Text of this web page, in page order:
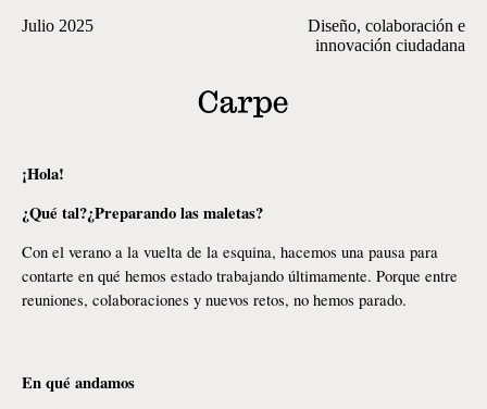
Julio 2025
Diseño, colaboración e
innovación ciudadana
¡Hola!
¿Qué tal?¿Preparando las maletas?
Con el verano a la vuelta de la esquina, hacemos una pausa para
contarte en qué hemos estado trabajando últimamente. Porque entre
reuniones, colaboraciones y nuevos retos, no hemos parado.
En qué andamos